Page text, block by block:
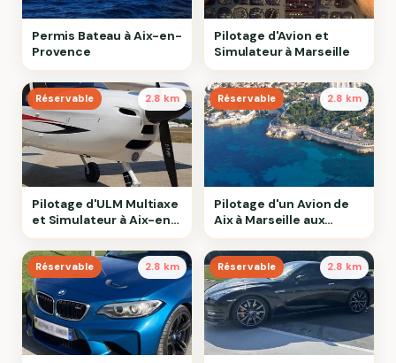
Permis Bateau à Aix-en-
Provence
Pilotage d'Avion et
Simulateur à Marseille
Réservable 2.8 km
Pilotage d'ULM Multiaxe
et Simulateur à Aix-en-
Provence
Réservable 2.8 km
Pilotage d'un Avion de
Aix à Marseille aux
Calanques de Cassis
Réservable 2.8 km Réservable 2.8 km